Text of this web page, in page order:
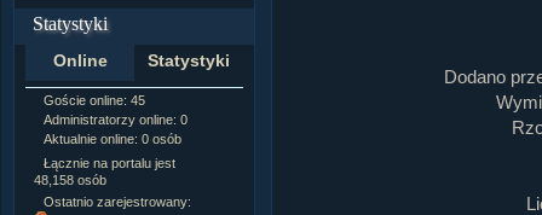
Statystyki
Online Statystyki
Goście online: 45
Administratorzy online: 0
Aktualnie online: 0 osób
Łącznie na portalu jest
48,158 osób
Ostatnio zarejestrowany:
Dodano